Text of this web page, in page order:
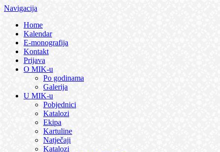
Navigacija
Home
Kalendar
E-monografija
Kontakt
Prijava
O MIK-u
Po godinama
Galerija
U MIK-u
Pobjednici
Katalozi
Ekipa
Kartuline
Natječaji
Katalozi